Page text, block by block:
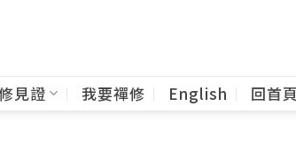
見證 我要禪修 English 回首